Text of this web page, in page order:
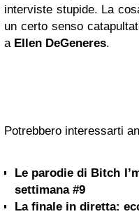
interviste stupide. La
un certo senso
a Ellen DeGeneres.
Potrebbero interessarti
Le parodie di Bitch
settimana #9
La finale in diretta: